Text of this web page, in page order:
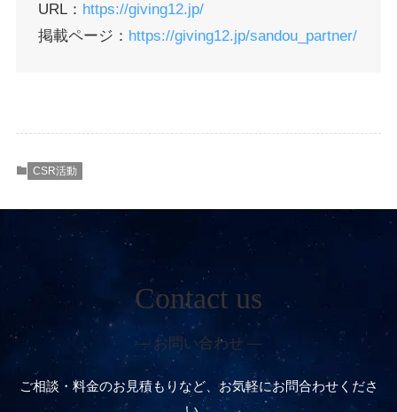
URL： https://giving12.jp/
掲載ページ： https://giving12.jp/sandou_partner/
CSR活動
Contact us
― お問い合わせ ―
ご相談・料金のお見積もりなど、お気軽にお問合わせくださ